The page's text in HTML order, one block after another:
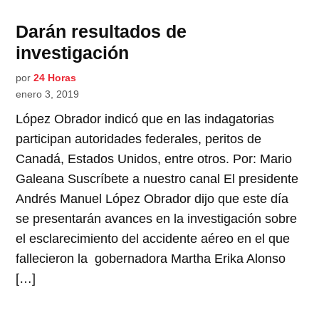
Darán resultados de
investigación
por 24 Horas
enero 3, 2019
López Obrador indicó que en las indagatorias
participan autoridades federales, peritos de
Canadá, Estados Unidos, entre otros. Por: Mario
Galeana Suscríbete a nuestro canal El presidente
Andrés Manuel López Obrador dijo que este día
se presentarán avances en la investigación sobre
el esclarecimiento del accidente aéreo en el que
fallecieron la gobernadora Martha Erika Alonso
[…]